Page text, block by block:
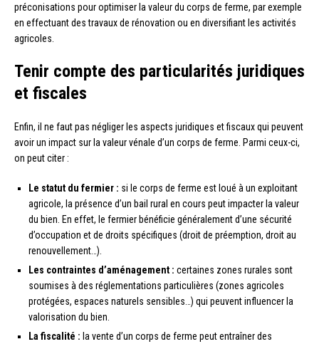
préconisations pour optimiser la valeur du corps de ferme, par exemple
en effectuant des travaux de rénovation ou en diversifiant les activités
agricoles.
Tenir compte des particularités juridiques
et fiscales
Enfin, il ne faut pas négliger les aspects juridiques et fiscaux qui peuvent
avoir un impact sur la valeur vénale d’un corps de ferme. Parmi ceux-ci,
on peut citer :
Le statut du fermier : si le corps de ferme est loué à un exploitant
agricole, la présence d’un bail rural en cours peut impacter la valeur
du bien. En effet, le fermier bénéficie généralement d’une sécurité
d’occupation et de droits spécifiques (droit de préemption, droit au
renouvellement…).
Les contraintes d’aménagement : certaines zones rurales sont
soumises à des réglementations particulières (zones agricoles
protégées, espaces naturels sensibles…) qui peuvent influencer la
valorisation du bien.
La fiscalité : la vente d’un corps de ferme peut entraîner des